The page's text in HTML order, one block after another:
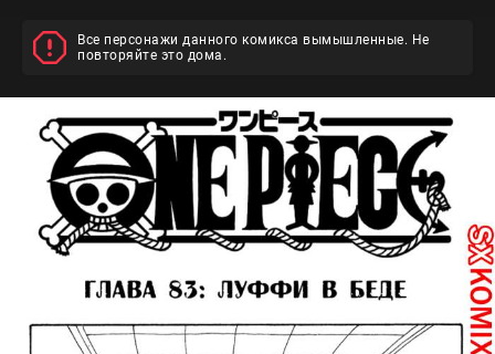
Все персонажи данного комикса вымышленные. Не
повторяйте это дома.